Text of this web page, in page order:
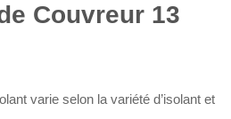
Couvreur 13
varie selon la variété d’isolant et